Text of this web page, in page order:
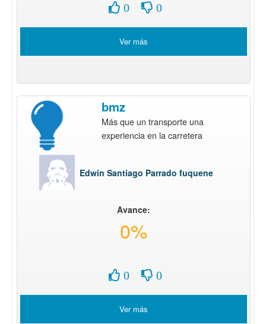
0 0
Ver más
bmz
Más que un transporte una
experiencia en la carretera
Edwin Santiago Parrado fuquene
Avance:
0%
0 0
Ver más